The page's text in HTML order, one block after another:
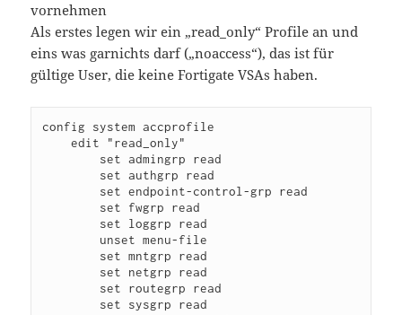
vornehmen
Als erstes legen wir ein „read_only“ Profile an und
eins was garnichts darf („noaccess“), das ist für
gültige User, die keine Fortigate VSAs haben.
config system accprofile
    edit "read_only"